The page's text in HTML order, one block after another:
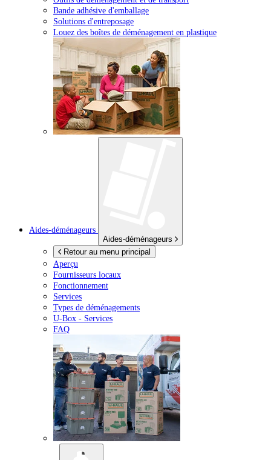
Bande adhésive d'emballage
Solutions d'entreposage
Louez des boîtes de déménagement en plastique
Aides-déménageurs
Aides-déménageurs
Retour au menu principal
Aperçu
Fournisseurs locaux
Fonctionnement
Services
Types de déménagements
U-Box - Services
FAQ